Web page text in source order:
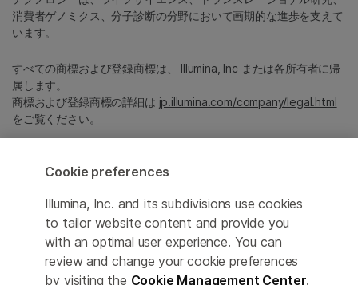
消費者ゲノミクス、分子診断の分野において画期的な進歩を支えて
います。
すべての商標および登録商標は、 Illumina, Inc または各所有者に帰
属します。
商標および登録商標の詳細は jp.illumina.com/company/legal.html
をご覧ください。
Cookie Management Center
プライバシーポリシ
© 2026 Illumina, Inc. All rights reserved.
Cookie preferences
Illumina, Inc. and its subdivisions use cookies
to tailor website content and provide you
with an optimal user experience. You can
review and change your cookie preferences
by visiting the Cookie Management Center.